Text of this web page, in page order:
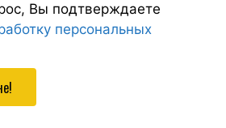
Вы подтверждаете
персональных